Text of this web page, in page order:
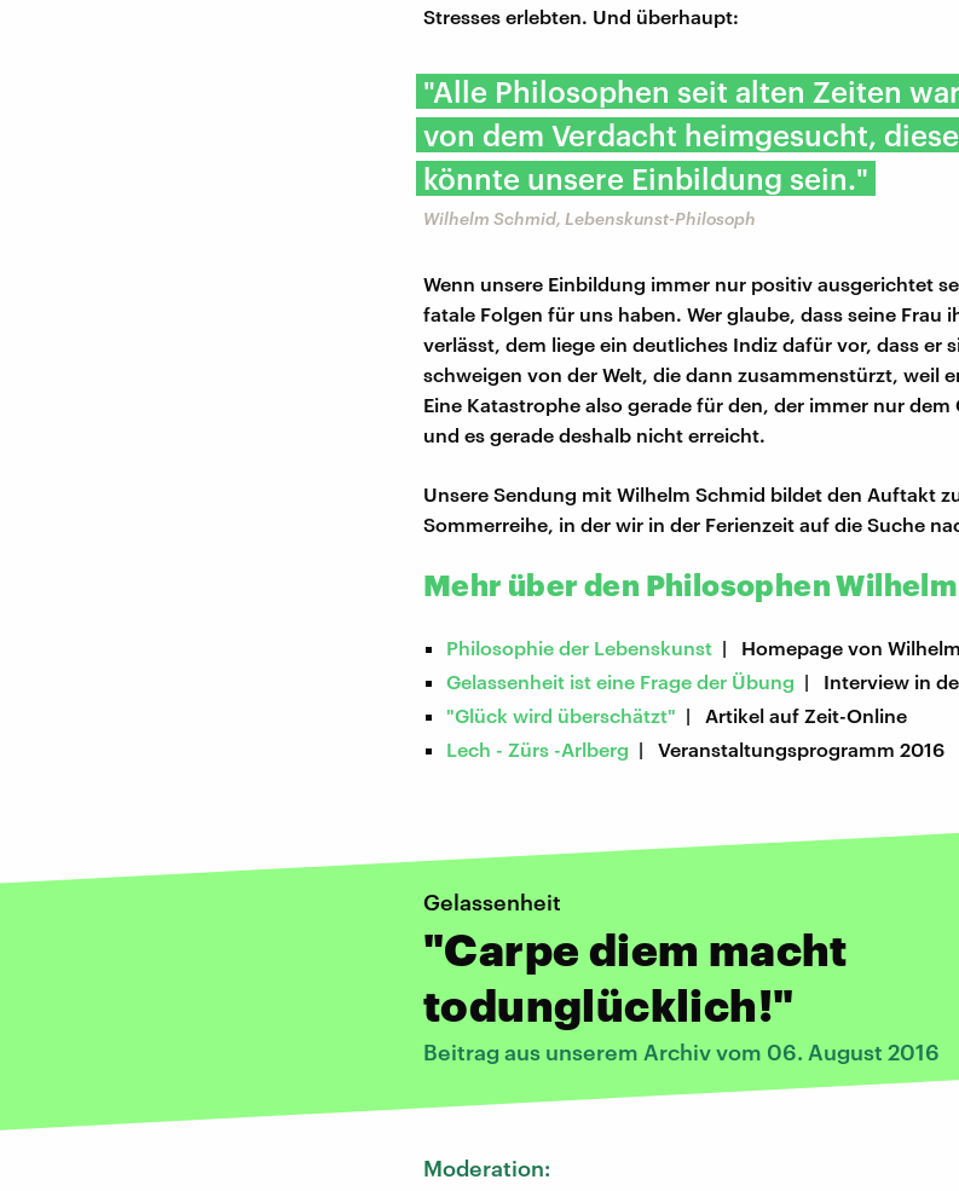
Stresses erlebten. Und überhaupt:
"Alle Philosophen seit alten Zeiten
von dem Verdacht heimgesucht,
könnte unsere Einbildung sein."
Wilhelm Schmid, Lebenskunst-Philosoph
Wenn unsere Einbildung immer nur positiv ausgerichtet
fatale Folgen für uns haben. Wer glaube, dass seine Frau
verlässt, dem liege ein deutliches Indiz dafür vor, dass er
schweigen von der Welt, die dann zusammenstürzt, weil
Eine Katastrophe also gerade für den, der immer nur
und es gerade deshalb nicht erreicht.
Unsere Sendung mit Wilhelm Schmid bildet den Auftakt
Sommerreihe, in der wir in der Ferienzeit auf die Suche
Mehr über den Philosophen
Philosophie der Lebenskunst | Homepage von
Gelassenheit ist eine Frage der Übung | Interview in
"Glück wird überschätzt" | Artikel auf Zeit-Online
Lech - Zürs -Arlberg | Veranstaltungsprogramm 2016
Gelassenheit
"Carpe diem macht
todunglücklich!"
Beitrag aus unserem Archiv vom 06. August 2016
Moderation: